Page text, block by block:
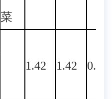
菜
1.42 1.42 0.00